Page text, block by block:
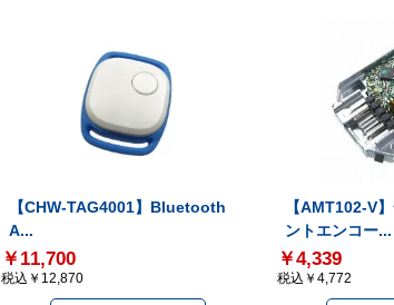
【CHW-TAG4001】Bluetooth
A...
￥11,700
税込￥12,870
【AMT102-V
ントエンコー...
￥4,339
税込￥4,772